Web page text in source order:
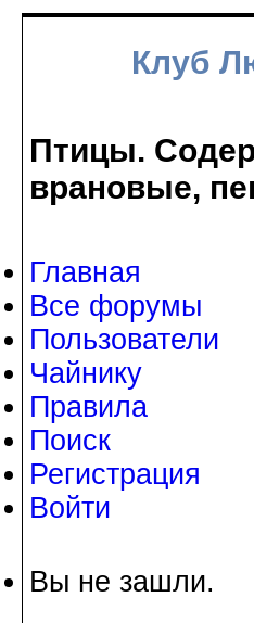
Клуб
Птицы.
врановые,
Главная
Все форумы
Пользователи
Чайнику
Правила
Поиск
Регистрация
Войти
Вы не зашли.